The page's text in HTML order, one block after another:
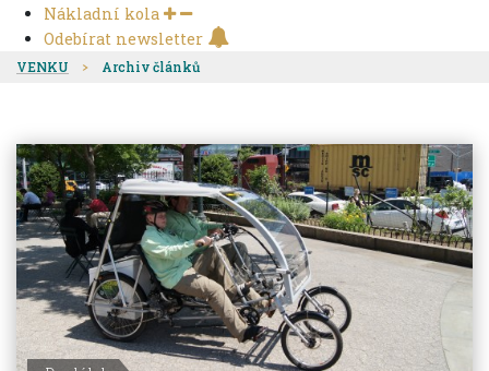
Nákladní kola
Odebírat newsletter
VENKU Archiv článků